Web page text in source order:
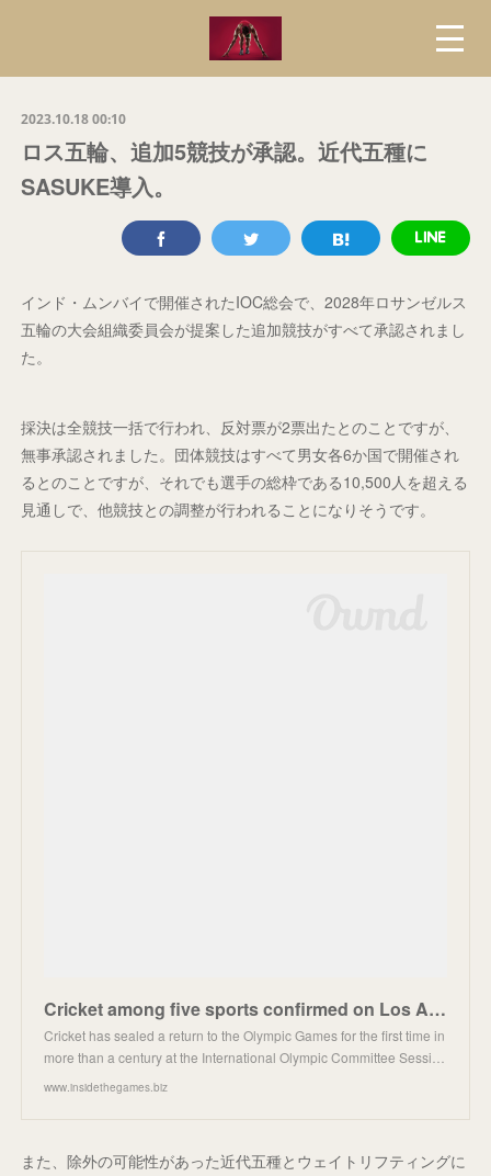
2023.10.18 00:10
ロス五輪、追加5競技が承認。近代五種に
SASUKE導入。
インド・ムンバイで開催されたIOC総会で、2028年ロサンゼルス
五輪の大会組織委員会が提案した追加競技がすべて承認されまし
た。
採決は全競技一括で行われ、反対票が2票出たとのことですが、
無事承認されました。団体競技はすべて男女各6か国で開催され
るとのことですが、それでも選手の総枠である10,500人を超える
見通しで、他競技との調整が行われることになりそうです。
Cricket among five sports confirmed on Los Angeles 2028 programme at IOC Session
Cricket has sealed a return to the Olympic Games for the first time in
more than a century at the International Olympic Committee Sessi…
www.insidethegames.biz
また、除外の可能性があった近代五種とウェイトリフティングに